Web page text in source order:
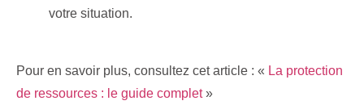
votre situation.
Pour en savoir plus, consultez cet article : « La protection
de ressources : le guide complet»